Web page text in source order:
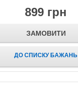
899 грн
ЗАМОВИТИ
ДО СПИСКУ БАЖАНЬ